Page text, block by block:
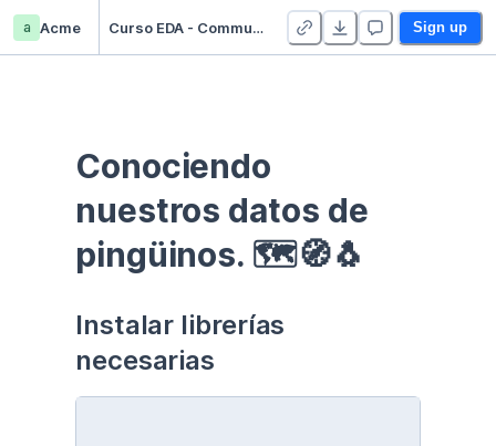
a Acme Curso EDA - Communication - Duplicate Sign up
Conociendo
nuestros datos de
pingüinos. 🗺🧭🐧
Instalar librerías
necesarias